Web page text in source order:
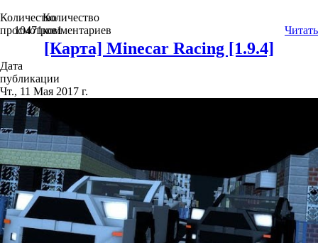
Количество
просмотров
10471
Количество
комментариев
1 Читать
[Карта] Minecar Racing [1.9.4]
Дата
публикации
Чт., 11 Мая 2017 г.